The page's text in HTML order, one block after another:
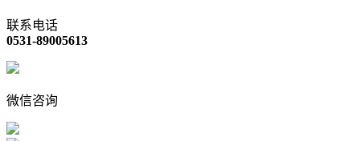
联系电话
0531-89005613
微信咨询